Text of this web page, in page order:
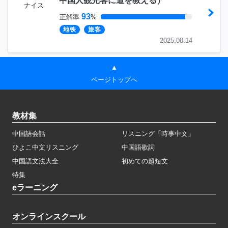
ナイス
正解率 93%
地铁 旅客
2025.08.14
▲
ページトップへ
教材集
中国語会話
リスニング「時事中文」
ひよこ中文リスニング
中国語歌詞
中国語文法大全
初めての超短文
特集
eラーニング
オンラインスクール